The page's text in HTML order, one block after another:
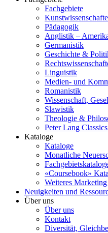
Fachgebiete
Pädagogik
Anglistik –
Germanistik
Geschichte &
Linguistik
Medien- und
Romanistik
Wissenschaft,
Slawistik
Theologie &
Peter Lang Classics
Kataloge
Kataloge
Monatliche
«Coursebook»
Weiteres
Neuigkeiten und
Über uns
Über uns
Kontakt
Diversität,